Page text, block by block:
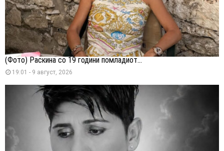
(Фото) Раскина со 19 години помладиот...
19:01 - 9 август, 2026